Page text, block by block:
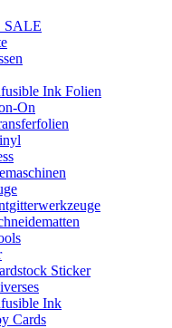
SALE
Ink Folien
On
Sticker
Ink
Cards